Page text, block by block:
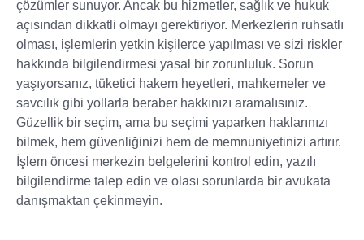
çözümler sunuyor. Ancak bu hizmetler, sağlık ve hukuk
açısından dikkatli olmayı gerektiriyor. Merkezlerin ruhsatlı
olması, işlemlerin yetkin kişilerce yapılması ve sizi riskler
hakkında bilgilendirmesi yasal bir zorunluluk. Sorun
yaşıyorsanız, tüketici hakem heyetleri, mahkemeler ve
savcılık gibi yollarla beraber hakkınızı aramalısınız.
Güzellik bir seçim, ama bu seçimi yaparken haklarınızı
bilmek, hem güvenliğinizi hem de memnuniyetinizi artırır.
İşlem öncesi merkezin belgelerini kontrol edin, yazılı
bilgilendirme talep edin ve olası sorunlarda bir avukata
danışmaktan çekinmeyin.